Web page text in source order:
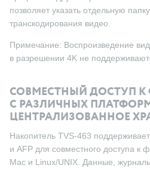
позволяет указать отдельную
транскодирования видео.
Примечание: Воспроизведение
в разрешении 4K не
СОВМЕСТНЫЙ ДОСТУП К
С РАЗЛИЧНЫХ
ЦЕНТРАЛИЗОВАННОЕ
Накопитель TVS-463
и AFP для совместного доступа к
Mac и Linux/UNIX. Данные,